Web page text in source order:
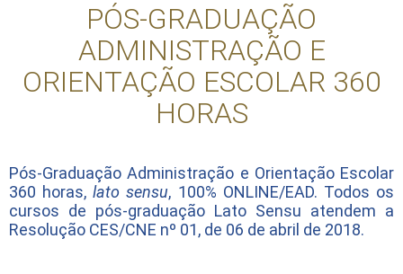
PÓS-GRADUAÇÃO
ADMINISTRAÇÃO E
ORIENTAÇÃO ESCOLAR 360
HORAS
Pós-Graduação Administração e Orientação Escolar
360 horas,lato sensu, 100% ONLINE/EAD. Todos os
cursos de pós-graduação Lato Sensu atendem a
Resolução CES/CNE nº 01, de 06 de abril de 2018.